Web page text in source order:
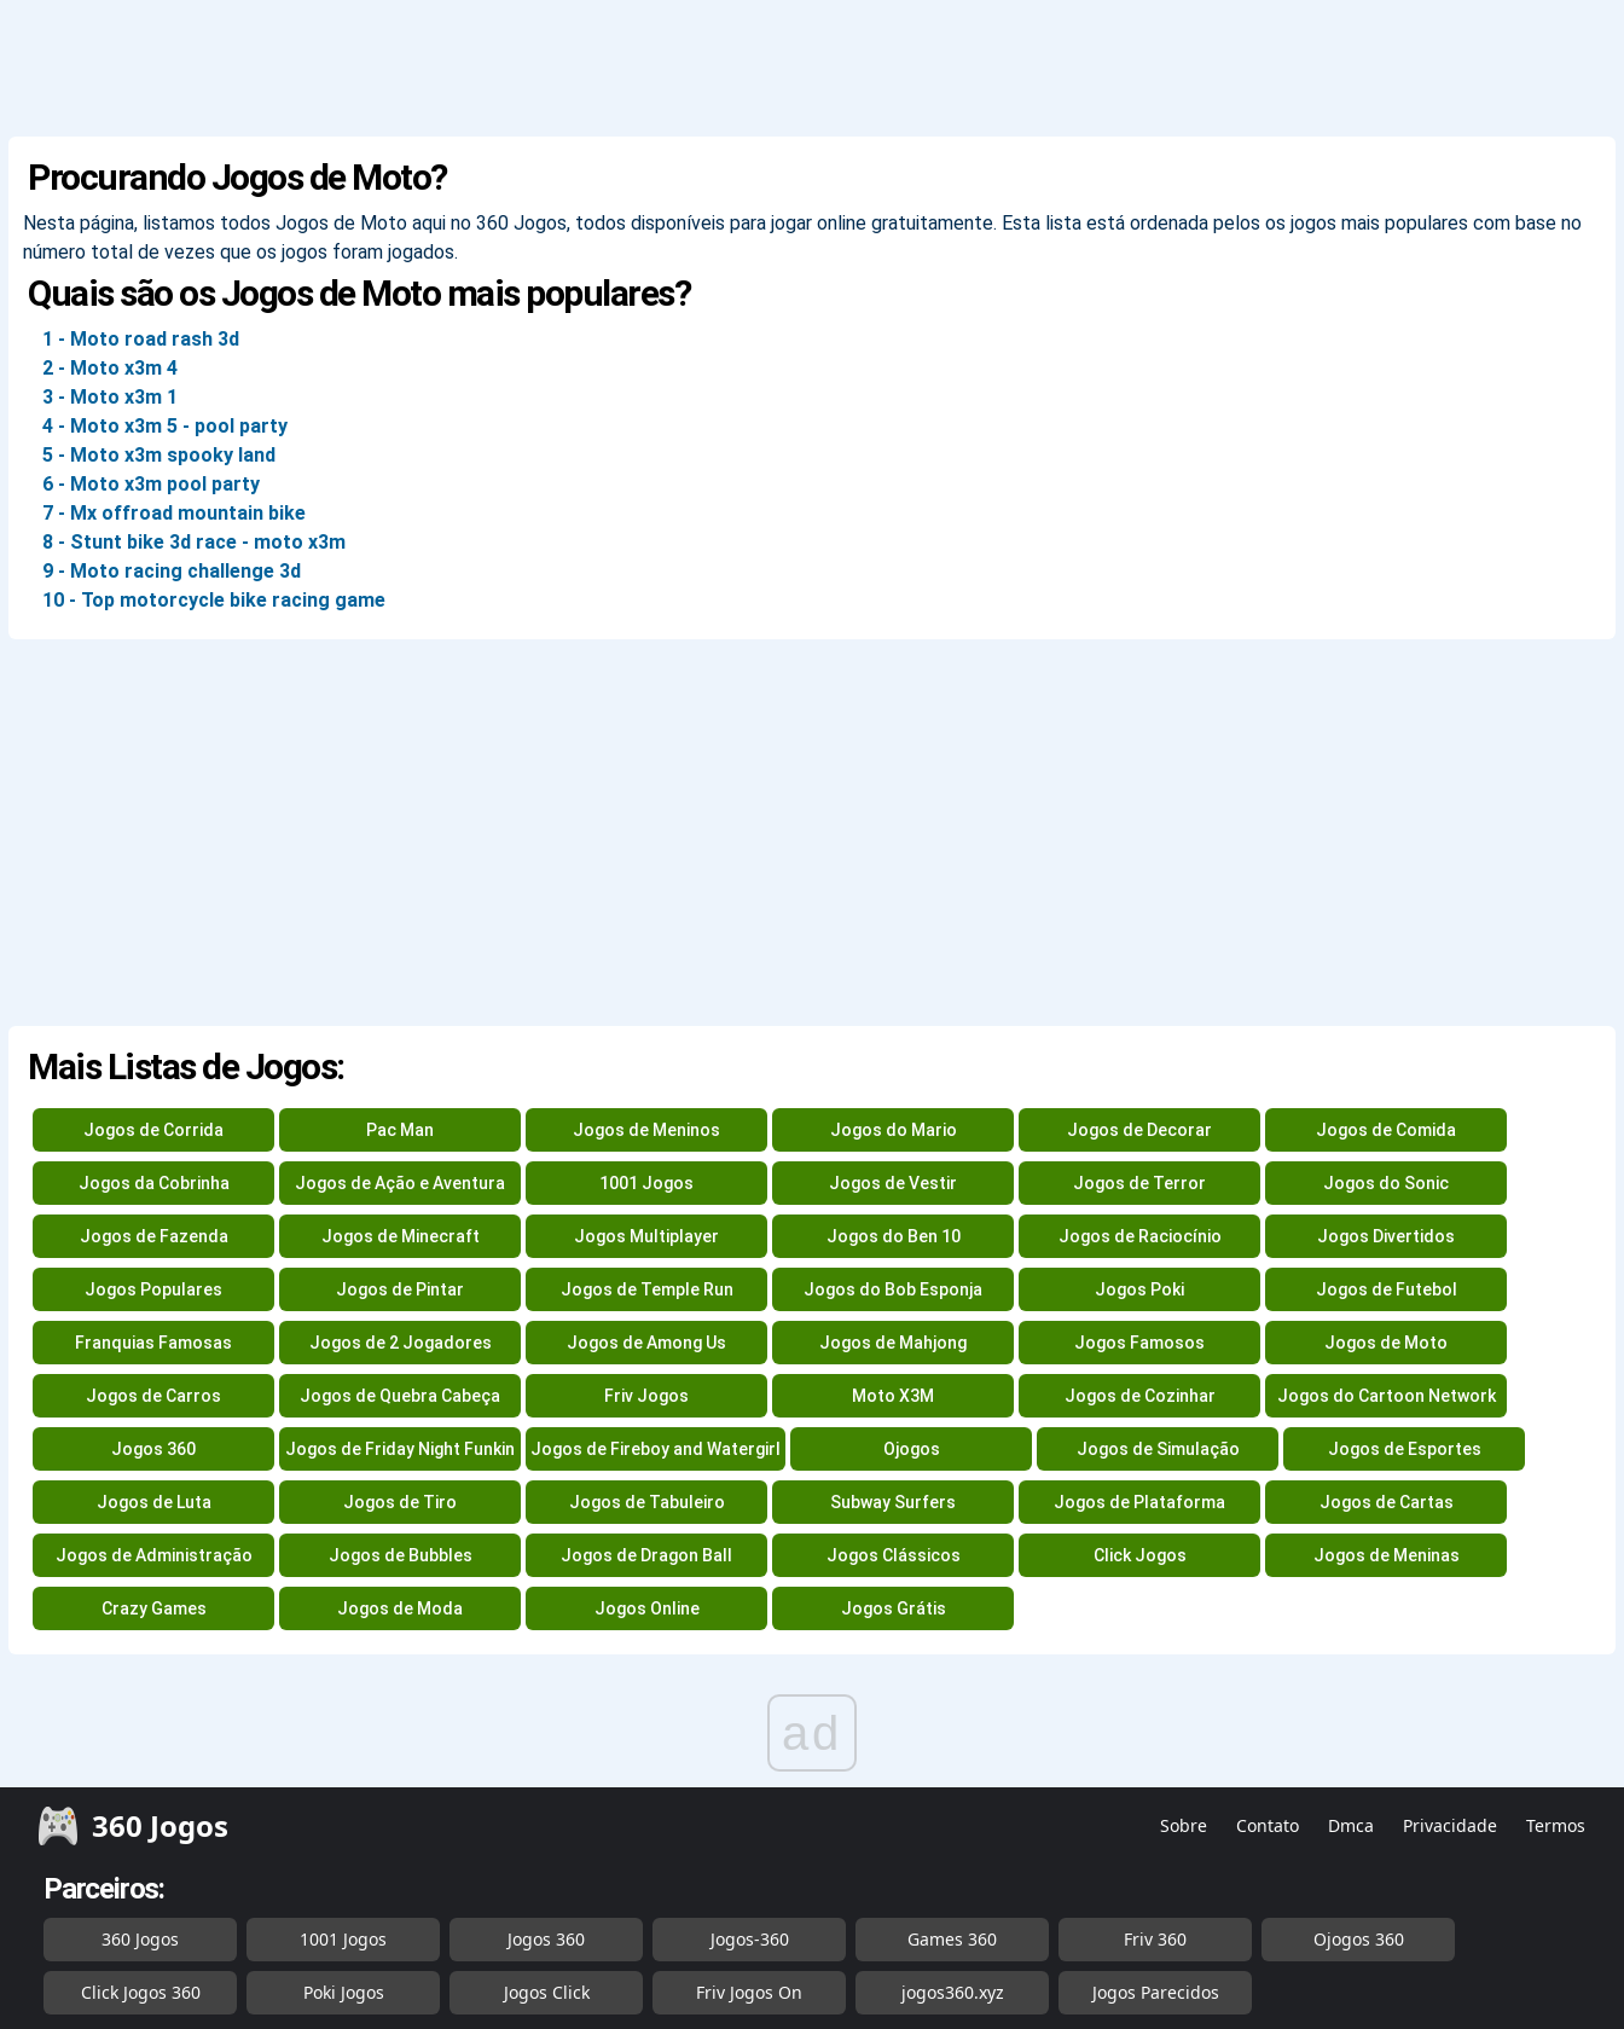
Procurando Jogos de Moto?
Nesta página, listamos todos Jogos de Moto aqui no 360 Jogos, todos disponíveis para jogar online gratuitamente. Esta lista está ordenada pelos os jogos mais populares com base no
número total de vezes que os jogos foram jogados.
Quais são os Jogos de Moto mais populares?
1 - Moto road rash 3d
2 - Moto x3m 4
3 - Moto x3m 1
4 - Moto x3m 5 - pool party
5 - Moto x3m spooky land
6 - Moto x3m pool party
7 - Mx offroad mountain bike
8 - Stunt bike 3d race - moto x3m
9 - Moto racing challenge 3d
10 - Top motorcycle bike racing game
Mais Listas de Jogos:
Jogos de Corrida Pac Man Jogos de Meninos Jogos do Mario Jogos de Decorar Jogos de Comida
Jogos da Cobrinha Jogos de Ação e Aventura 1001 Jogos Jogos de Vestir Jogos de Terror Jogos do Sonic
Jogos de Fazenda Jogos de Minecraft Jogos Multiplayer Jogos do Ben 10 Jogos de Raciocínio Jogos Divertidos
Jogos Populares Jogos de Pintar Jogos de Temple Run Jogos do Bob Esponja Jogos Poki Jogos de Futebol
Franquias Famosas Jogos de 2 Jogadores Jogos de Among Us Jogos de Mahjong Jogos Famosos Jogos de Moto
Jogos de Carros Jogos de Quebra Cabeça Friv Jogos Moto X3M Jogos de Cozinhar Jogos do Cartoon Network
Jogos 360 Jogos de Friday Night Funkin Jogos de Fireboy and Watergirl Ojogos Jogos de Simulação Jogos de Esportes
Jogos de Luta Jogos de Tiro Jogos de Tabuleiro Subway Surfers Jogos de Plataforma Jogos de Cartas
Jogos de Administração Jogos de Bubbles Jogos de Dragon Ball Jogos Clássicos Click Jogos Jogos de Meninas
Crazy Games Jogos de Moda Jogos Online Jogos Grátis
ad
360 Jogos Sobre Contato Dmca Privacidade Termos
Parceiros:
360 Jogos 1001 Jogos Jogos 360 Jogos-360 Games 360 Friv 360 Ojogos 360
Click Jogos 360 Poki Jogos Jogos Click Friv Jogos On jogos360.xyz Jogos Parecidos